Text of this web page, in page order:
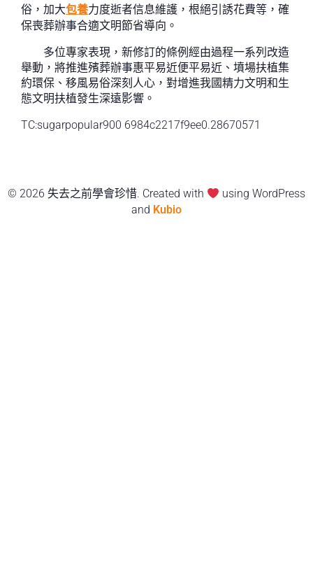
俗，加大包養力度逝者信息維護，根絕引誘花費等，確
保喪葬辦事合適文明節省導向。
多位專家表現，新修訂的條例經由過程一系列改造
舉動，將推進殯葬辦事惠平易近便平易近、墳場扶植集
約環保、移風易俗深刻人心，對增進我國精力文明和生
態文明扶植發生深遠影響。
TC:sugarpopular900 6984c2217f9ee0.28670571
© 2026 失去之前學會珍惜. Created with
using WordPress
and Kubio